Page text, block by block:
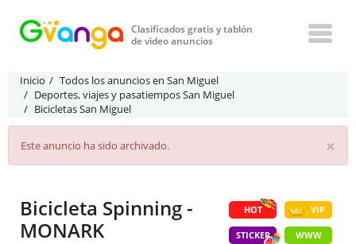
Clasificados gratis y tablón
de video anuncios
Inicio
Todos los anuncios en San Miguel
Deportes, viajes y pasatiempos San Miguel
Bicicletas San Miguel
×
Este anuncio ha sido archivado.
HOT VIP
STICKER WWW
Bicicleta Spinning -
MONARK